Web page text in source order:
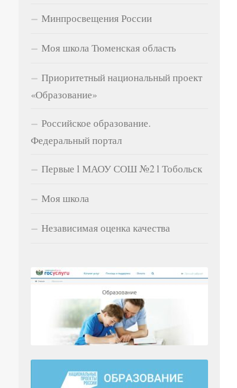
Минпросвещения России
Моя школа Тюменская область
Приоритетный национальный проект
«Образование»
Российское образование.
Федеральный портал
Первые l МАОУ СОШ №2 l Тобольск
Моя школа
Независимая оценка качества